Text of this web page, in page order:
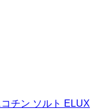
チン ソルト ELUX